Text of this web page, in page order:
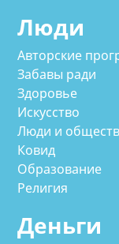
Люди
Авторские
Забавы ради
Здоровье
Искусство
Люди и
Ковид
Образование
Религия
Деньги